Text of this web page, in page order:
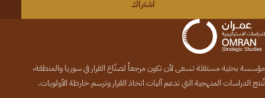
اشتراك
مؤسسة بحثية مستقلة تسعى لأن تكون مرجعاً لصنّاع القرار في سوريا والمنطقة،
تُنتج الدراسات المنهجية التي تدعم آليات اتخاذ القرار وترسم خارطة الأولويات.